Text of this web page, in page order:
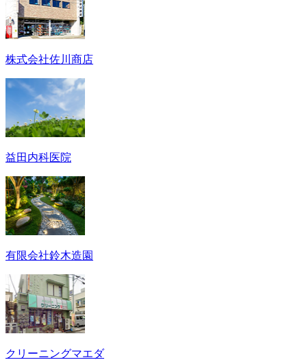
株式会社佐川商店
益田内科医院
有限会社鈴木造園
クリーニングマエダ